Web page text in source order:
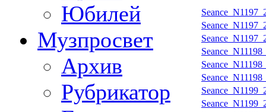
Юбилей
Музпросвет
Архив
Рубрикатор